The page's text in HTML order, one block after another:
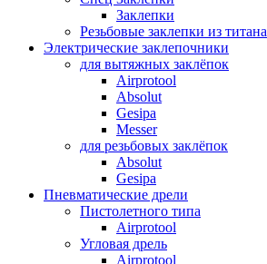
Заклепки
Резьбовые заклепки из титана
Электрические заклепочники
для вытяжных заклёпок
Airprotool
Absolut
Gesipa
Messer
для резьбовых заклёпок
Absolut
Gesipa
Пневматические дрели
Пистолетного типа
Airprotool
Угловая дрель
Airprotool